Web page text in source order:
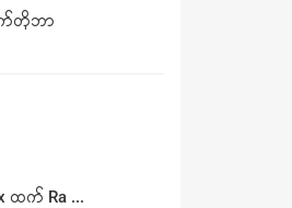
က်တိုဘာ
ထက် Ra ...